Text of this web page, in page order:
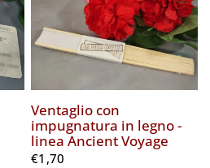
Ventaglio con
impugnatura in legno -
linea Ancient Voyage
€1,70